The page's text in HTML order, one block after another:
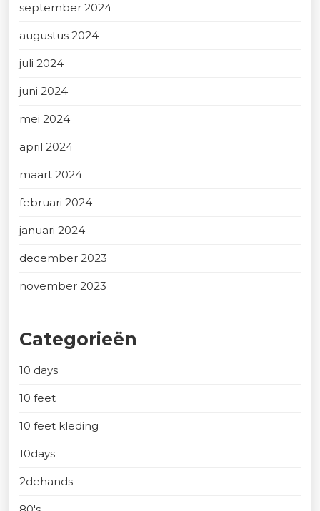
september 2024
augustus 2024
juli 2024
juni 2024
mei 2024
april 2024
maart 2024
februari 2024
januari 2024
december 2023
november 2023
Categorieën
10 days
10 feet
10 feet kleding
10days
2dehands